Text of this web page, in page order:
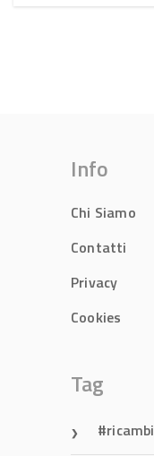
Info
Chi Siamo
Contatti
Privacy
Cookies
Tag
ricambi